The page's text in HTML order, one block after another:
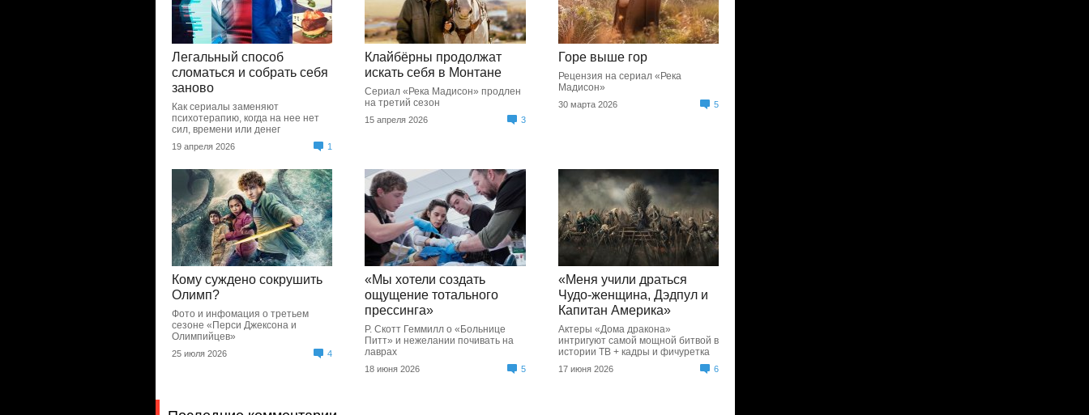
Легальный способ
сломаться и собрать себя
заново
Как сериалы заменяют
психотерапию, когда на нее нет
сил, времени или денег
19 апреля 2026 1
Клайбёрны продолжат
искать себя в Монтане
Сериал «Река Мадисон» продлен
на третий сезон
15 апреля 2026 3
Горе выше гор
Рецензия на сериал «Река
Мадисон»
30 марта 2026 5
Кому суждено сокрушить
Олимп?
Фото и инфомация о третьем
сезоне «Перси Джексона и
Олимпийцев»
25 июля 2026 4
«Мы хотели создать
ощущение тотального
прессинга»
Р. Скотт Геммилл о «Больнице
Питт» и нежелании почивать на
лаврах
18 июня 2026 5
«Меня учили драться
Чудо-женщина, Дэдпул и
Капитан Америка»
Актеры «Дома дракона»
интригуют самой мощной битвой в
истории ТВ + кадры и фичуретка
17 июня 2026 6